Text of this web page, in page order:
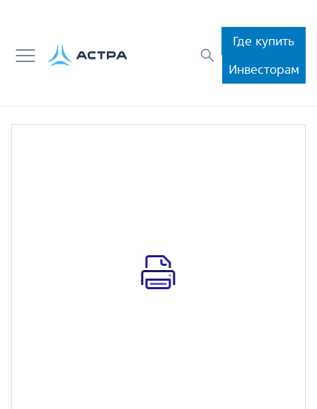
Где купить
Инвесторам